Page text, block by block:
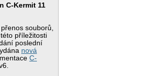
C-Kermit 11
souborů,
této příležitosti
poslední
nová
C-